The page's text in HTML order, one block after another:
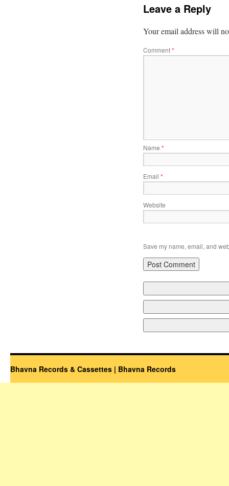
Leave a Reply
Your email address will
Comment*
Name *
Email *
Website
Save my name, email, and
Bhavna Records & Cassettes | Bhavna Records